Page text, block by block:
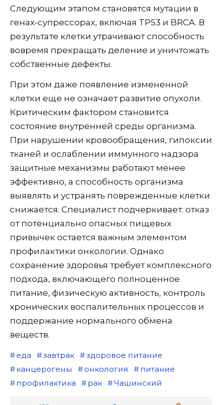
Следующим этапом становятся мутации в
генах-супрессорах, включая TP53 и BRCA. В
результате клетки утрачивают способность
вовремя прекращать деление и уничтожать
собственные дефекты.
При этом даже появление измененной
клетки еще не означает развитие опухоли.
Критическим фактором становится
состояние внутренней среды организма.
При нарушении кровообращения, гипоксии
тканей и ослаблении иммунного надзора
защитные механизмы работают менее
эффективно, а способность организма
выявлять и устранять поврежденные клетки
снижается. Специалист подчеркивает: отказ
от потенциально опасных пищевых
привычек остается важным элементом
профилактики онкологии. Однако
сохранение здоровья требует комплексного
подхода, включающего полноценное
питание, физическую активность, контроль
хронических воспалительных процессов и
поддержание нормального обмена
веществ.
еда завтрак
здоровое питание
канцерогены
онкология
питание
профилактика
рак Чашинский